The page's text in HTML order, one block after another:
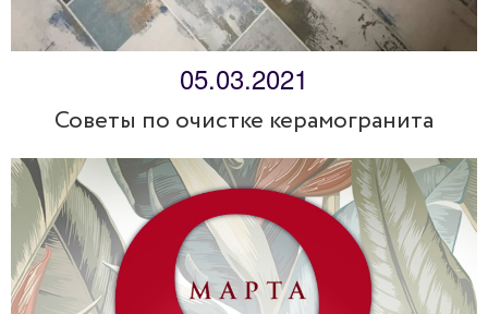
05.03.2021
Советы по очистке керамогранита